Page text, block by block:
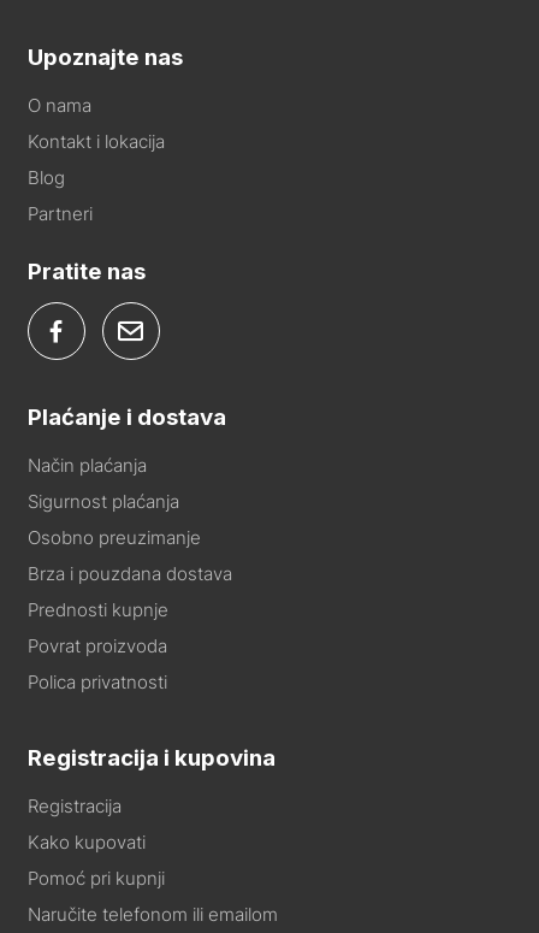
Upoznajte nas
O nama
Kontakt i lokacija
Blog
Partneri
Pratite nas
Plaćanje i dostava
Način plaćanja
Sigurnost plaćanja
Osobno preuzimanje
Brza i pouzdana dostava
Prednosti kupnje
Povrat proizvoda
Polica privatnosti
Registracija i kupovina
Registracija
Kako kupovati
Pomoć pri kupnji
Naručite telefonom ili emailom